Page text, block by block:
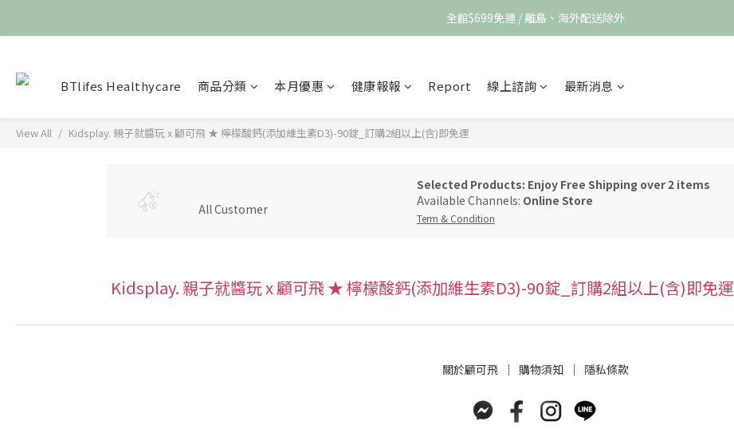
全館$699免運 / 離島、海外配送除外
BTlifes Healthycare 商品分類 本月優惠 健康報報 Report 線上諮詢 最新消息
View All Kidsplay. 親子就醬玩 x 顧可飛 ★ 檸檬酸鈣(添加維生素D3)-90錠_訂購2組以上(含)即免運
All Customer
Selected Products: Enjoy Free Shipping over 2 items
Available Channels: Online Store
Term & Condition
Kidsplay. 親子就醬玩 x 顧可飛 ★ 檸檬酸鈣(添加維生素D3)-90錠_訂購2組以上(含)即免運
關於顧可飛 │ 購物須知 │ 隱私條款